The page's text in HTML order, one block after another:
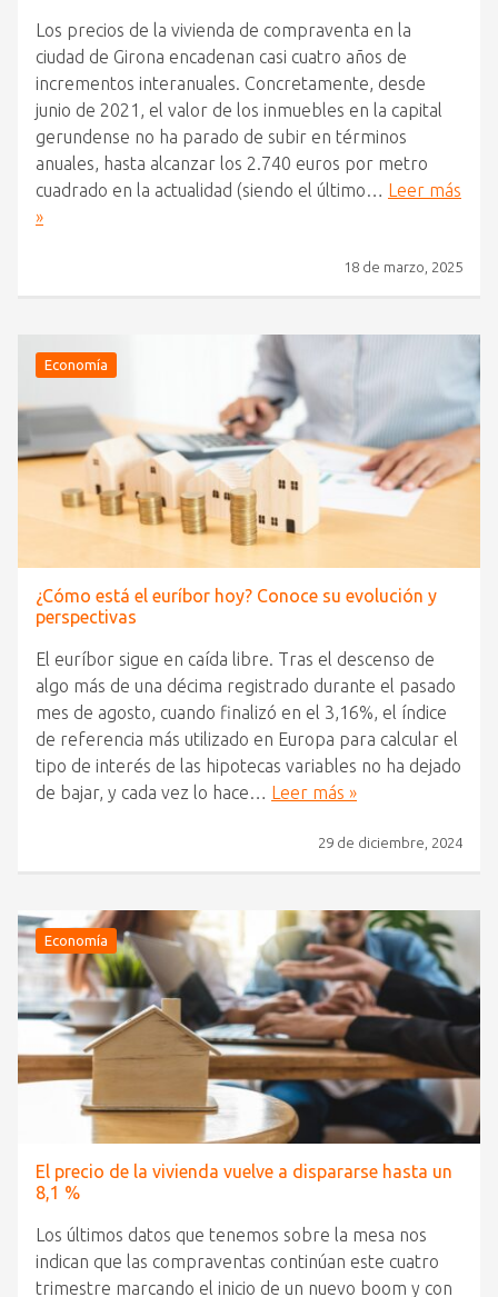
Los precios de la vivienda de compraventa en la
ciudad de Girona encadenan casi cuatro años de
incrementos interanuales. Concretamente, desde
junio de 2021, el valor de los inmuebles en la capital
gerundense no ha parado de subir en términos
anuales, hasta alcanzar los 2.740 euros por metro
cuadrado en la actualidad (siendo el último…
Leer más
»
18 de marzo, 2025
Economía
¿Cómo está el euríbor hoy? Conoce su evolución y
perspectivas
El euríbor sigue en caída libre. Tras el descenso de
algo más de una décima registrado durante el pasado
mes de agosto, cuando finalizó en el 3,16%, el índice
de referencia más utilizado en Europa para calcular el
tipo de interés de las hipotecas variables no ha dejado
de bajar, y cada vez lo hace…
Leer más »
29 de diciembre, 2024
Economía
El precio de la vivienda vuelve a dispararse hasta un
8,1 %
Los últimos datos que tenemos sobre la mesa nos
indican que las compraventas continúan este cuatro
trimestre marcando el inicio de un nuevo boom y con